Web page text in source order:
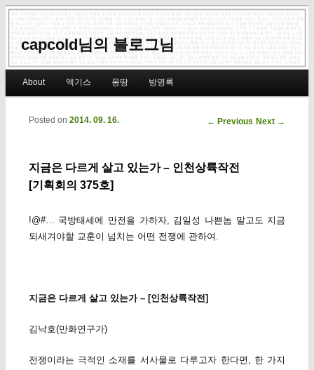
capcold님의 블로그님
Skip to primary content
Skip to secondary content
About 엑기스 몽땅 방명록
Post navigation
← Previous Next →
지금은 다르게 살고 있는가 – 인천상륙작전
[기획회의 375호]
Posted on 2014. 09. 16.
!@#… 국방태세에 만전을 가하자, 김일성 나쁜놈 말고도 지금
되새겨야할 교훈이 넘치는 어떤 전쟁에 관하여.
지금은 다르게 살고 있는가 – [인천상륙작전]
김낙호(만화연구가)
전쟁이라는 극적인 소재를 서사물로 다루고자 한다면, 한 가지